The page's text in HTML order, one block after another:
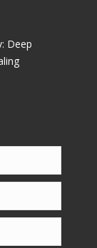
Deep